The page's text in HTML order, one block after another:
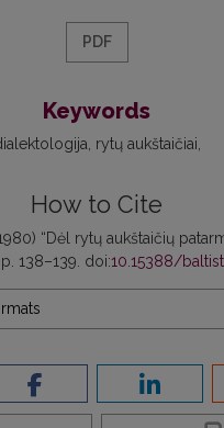
PDF
Keywords
rytų aukštaičiai
How to Cite
“Dėl rytų aukštaičių
138–139. doi:10.15388/